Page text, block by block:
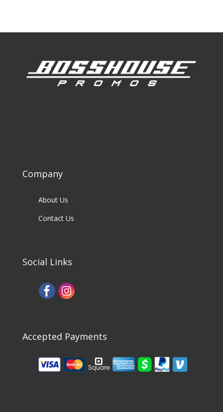
Company
About Us
Contact Us
Social Links
Accepted Payments